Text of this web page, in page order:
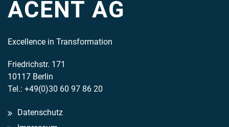
ACENT AG
Excellence in Transformation
Friedrichstr. 171
10117 Berlin
Tel.: +49(0)30 60 97 86 20
Datenschutz